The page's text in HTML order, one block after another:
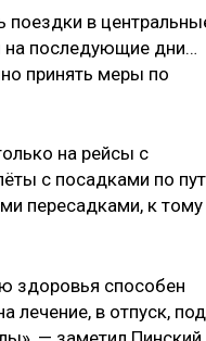
поездки в
на последующие дни…
принять меры по
на рейсы с
с посадками по
пересадками, к тому
здоровья способен
лечение, в отпуск, под